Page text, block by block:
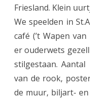
Friesland. Klein
We speelden in
café (’t Wapen
er ouderwets
stilgestaan.
van de rook,
de muur, biljart-